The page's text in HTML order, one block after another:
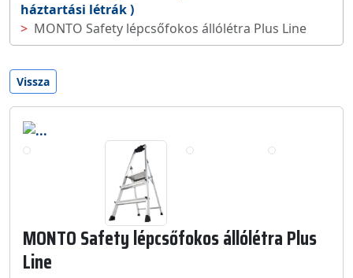
háztartási létrák )
MONTO Safety lépcsőfokos állólétra Plus Line
Vissza
MONTO Safety lépcsőfokos állólétra Plus
Line